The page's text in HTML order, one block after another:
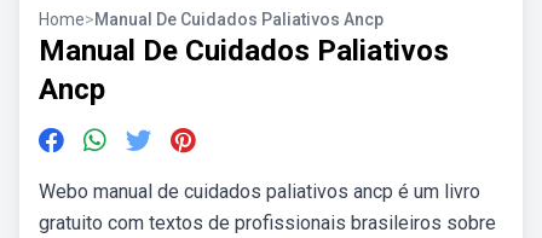
Home>Manual De Cuidados Paliativos Ancp
Manual De Cuidados Paliativos
Ancp
Webo manual de cuidados paliativos ancp é um livro
gratuito com textos de profissionais brasileiros sobre